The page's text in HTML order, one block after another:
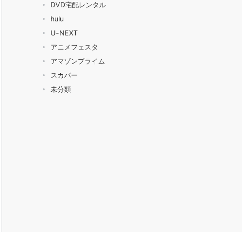
DVD宅配レンタル
hulu
U-NEXT
アニメフェスタ
アマゾンプライム
スカパー
未分類